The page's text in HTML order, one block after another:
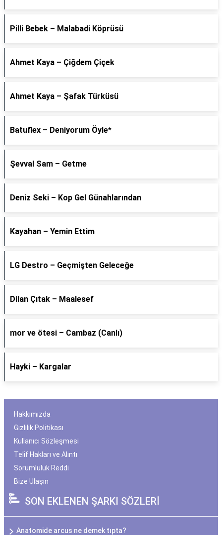
Pilli Bebek – Malabadi Köprüsü
Ahmet Kaya – Çiğdem Çiçek
Ahmet Kaya – Şafak Türküsü
Batuflex – Deniyorum Öyle*
Şevval Sam – Getme
Deniz Seki – Kop Gel Günahlarından
Kayahan – Yemin Ettim
LG Destro – Geçmişten Geleceğe
Dilan Çıtak – Maalesef
​mor ve ötesi – Cambaz (Canlı)
Hayki – Kargalar
Hakkımızda
Gizlilik Politikası
Kullanıcı Sözleşmesi
Telif Hakları ve Alıntı
Sorumluluk Reddi
Bize Ulaşın
SON EKLENEN ŞARKI SÖZLERİ
Anatomide arcus ne demek tıpta?